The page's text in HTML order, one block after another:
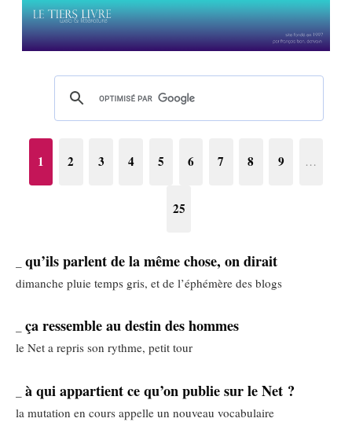
1 2 3 4 5 6 7 8 9 …
25
qu’ils parlent de la même chose, on dirait
dimanche pluie temps gris, et de l’éphémère des blogs
ça ressemble au destin des hommes
le Net a repris son rythme, petit tour
à qui appartient ce qu’on publie sur le Net ?
la mutation en cours appelle un nouveau vocabulaire